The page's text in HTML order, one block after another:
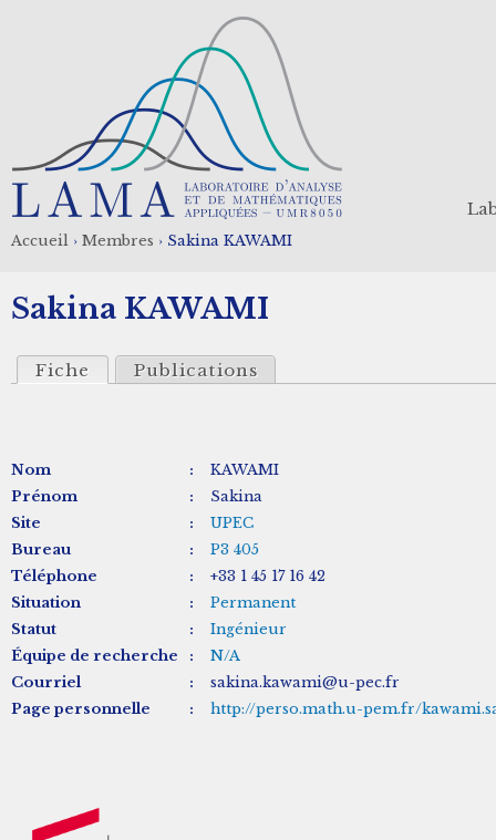
d'Ariane
Accueil › Membres › Sakina KAWAMI
Sakina KAWAMI
Fiche Publications
Nom :
KAWAMI
Prénom
:
Sakina
Site
:
UPEC
Bureau
:
P3 405
Téléphone
:
+33 1 45 17 16 42
Situation
:
Permanent
Statut
:
Ingénieur
Équipe de recherche
:
N/A
Courriel
:
sakina.kawami@u-pec.fr
Page personnelle
: http://perso.math.u-pem.fr/